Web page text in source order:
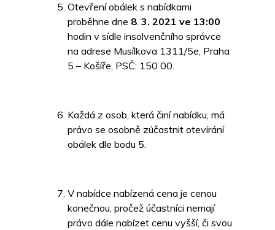
Otevření obálek s nabídkami
proběhne dne 8. 3. 2021 ve 13:00
hodin v sídle insolvenčního správce
na adrese Musílkova 1311/5e, Praha
5 – Košíře, PSČ: 150 00.
Každá z osob, která činí nabídku, má
právo se osobně zúčastnit otevírání
obálek dle bodu 5.
V nabídce nabízená cena je cenou
konečnou, pročež účastníci nemají
právo dále nabízet cenu vyšší, či svou